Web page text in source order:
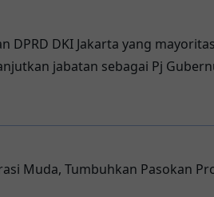
DPRD DKI Jakarta yang
jabatan sebagai Pj
Muda, Tumbuhkan Pasokan